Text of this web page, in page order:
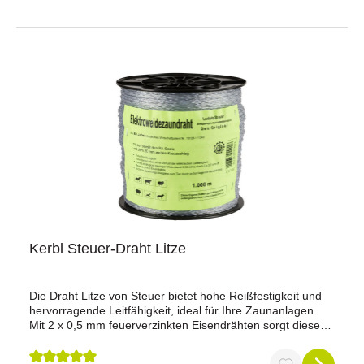
maximiert.Leicht zu handhaben: Dank des geringen
Gewichts ist der Draht einfach zu montieren und zu
handhaben, was Zeit und Mühe spart.Geringes Gewicht:
Um 2/3 leichter als Eisendraht, was den Transport und die
Installation erleichtert.Erhöhte Bruchlast: Die Beigabe von
Magnesium erhöht die Bruchlast auf 70 kg, was den Draht
besonders widerstandsfähig und zuverlässig
macht.Langlebigkeit: Das Aluminium bietet hervorragenden
Schutz vor Korrosion und garantiert eine lange
Lebensdauer, selbst unter extremen
Wetterbedingungen.Jetzt bestellen und Ihre Zaunanlage
Kerbl Steuer-Draht Litze
Die Draht Litze von Steuer bietet hohe Reißfestigkeit und
hervorragende Leitfähigkeit, ideal für Ihre Zaunanlagen.
Mit 2 x 0,5 mm feuerverzinkten Eisendrähten sorgt diese
dank der durchgehend außenliegenden Metalldrähte. Die